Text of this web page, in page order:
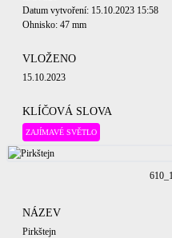
Datum vytvoření: 15.10.2023 15:58
Ohnisko: 47 mm
VLOŽENO
15.10.2023
KLÍČOVÁ SLOVA
ZAJÍMAVÉ SVĚTLO
NÁZEV
Pirkštejn